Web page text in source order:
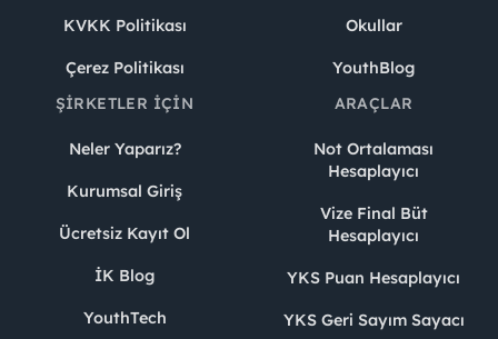
KVKK Politikası
Çerez Politikası
Okullar
YouthBlog
ŞIRKETLER İÇIN
Neler Yaparız?
Kurumsal Giriş
Ücretsiz Kayıt Ol
İK Blog
YouthTech
ARAÇLAR
Not Ortalaması
Hesaplayıcı
Vize Final Büt
Hesaplayıcı
YKS Puan Hesaplayıcı
YKS Geri Sayım Sayacı